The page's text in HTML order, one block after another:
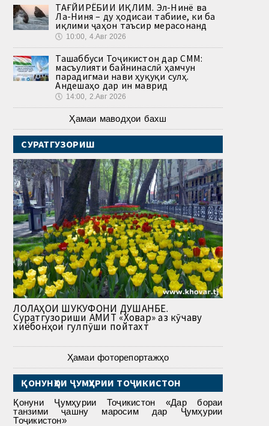
ТАҒЙИРЁБИИ ИҚЛИМ. Эл-Нинё ва
Ла-Ниня – ду ҳодисаи табиие, ки ба
иқлими ҷаҳон таъсир мерасонанд
🕔 10:00, 4.Авг 2026
Ташаббуси Тоҷикистон дар СММ:
масъулияти байнинаслӣ ҳамчун
парадигмаи нави ҳуқуқи сулҳ.
Андешаҳо дар ин маврид
🕔 14:00, 2.Авг 2026
Ҳамаи маводҳои бахш
СУРАТГУЗОРИШ
ЛОЛАҲОИ ШУКУФОНИ ДУШАНБЕ.
Суратгузориши АМИТ «Ховар» аз кӯчаву
хиёбонҳои гулпӯши пойтахт
Ҳамаи фоторепортажҳо
ҚОНУНҲОИ ҶУМҲУРИИ ТОҶИКИСТОН
Қонуни Ҷумҳурии Тоҷикистон «Дар бораи
танзими ҷашну маросим дар Ҷумҳурии
Тоҷикистон»